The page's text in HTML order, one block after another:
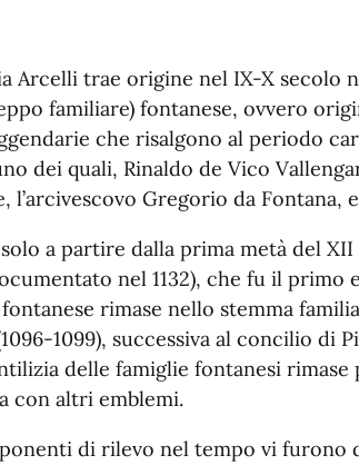
Arcelli trae origine nel IX-X secolo
familiare) fontanese, ovvero
che risalgono al periodo
dei quali, Rinaldo de Vico
l’arcivescovo Gregorio da
a partire dalla prima metà del
nel 1132), che fu il primo
rimase nello stemma
1099), successiva al concilio di
delle famiglie fontanesi
con altri emblemi.
di rilevo nel tempo vi furono